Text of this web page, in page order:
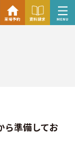
来場予約 資料請求 MENU
ら準備してお